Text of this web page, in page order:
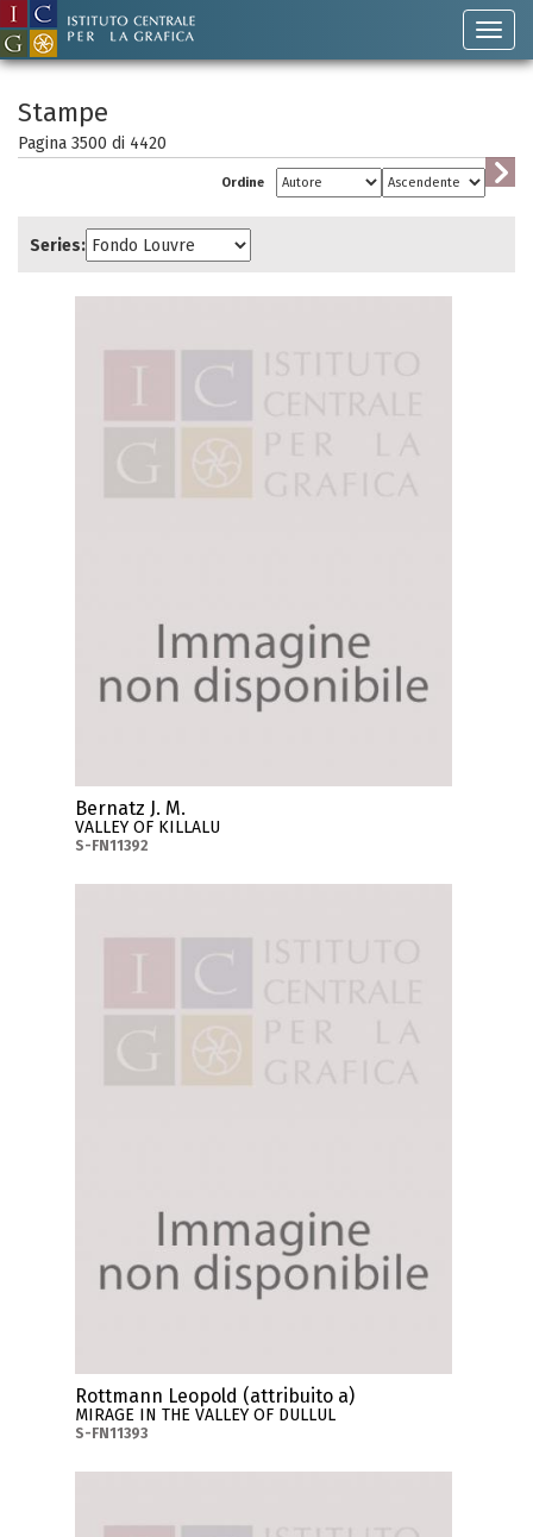
Stampe
Pagina 3500 di 4420
Ordine
Series:
Bernatz J. M.
VALLEY OF KILLALU
S-FN11392
Rottmann Leopold (attribuito a)
MIRAGE IN THE VALLEY OF DULLUL
S-FN11393